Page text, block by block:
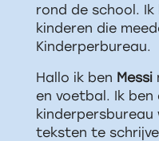
rond de school. Ik
kinderen die
Kinderperbureau.
Hallo ik ben Messi
en voetbal. Ik ben
kinderpersbureau
teksten te